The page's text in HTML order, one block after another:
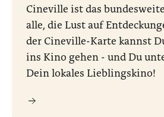
Cineville ist das
alle, die Lust auf
der Cineville-Karte kannst
ins Kino gehen - und Du
Dein lokales Lieblingskino!